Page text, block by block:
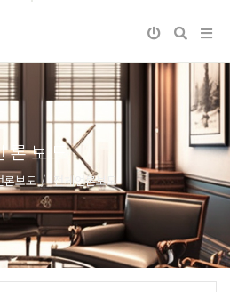
론보도
론보도 전체언론보도